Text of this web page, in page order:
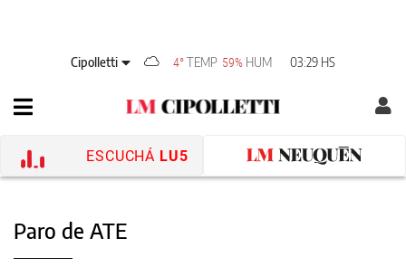
Cipolletti 4° TEMP 59% HUM 03:29 HS
ESCUCHÁ LU5
Paro de ATE